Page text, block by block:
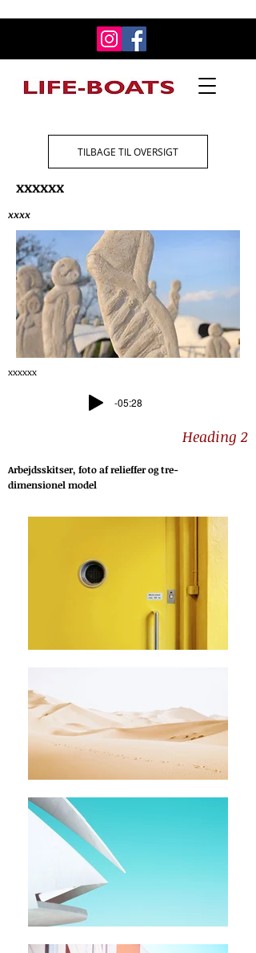
TILBAGE TIL OVERSIGT
xxxxxx
xxxx
xxxxxx
-05:28
Heading 2
Arbejdsskitser, foto af relieffer og tre-
dimensionel model